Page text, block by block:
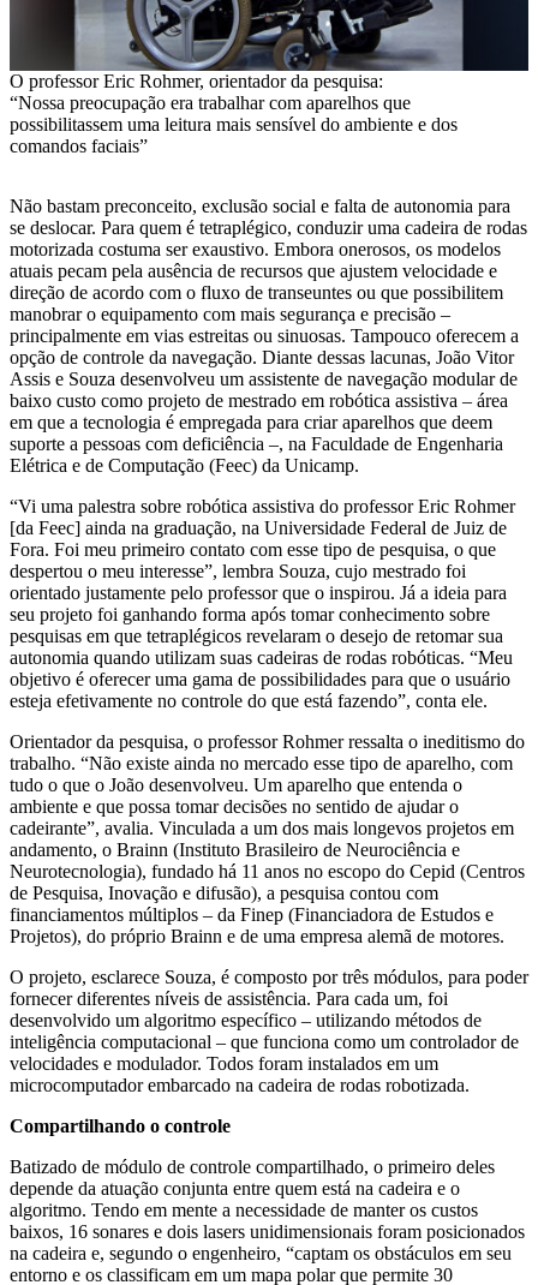
O professor Eric Rohmer, orientador da pesquisa:
“Nossa preocupação era trabalhar com aparelhos que
possibilitassem uma leitura mais sensível do ambiente e dos
comandos faciais”
Não bastam preconceito, exclusão social e falta de autonomia para
se deslocar. Para quem é tetraplégico, conduzir uma cadeira de rodas
motorizada costuma ser exaustivo. Embora onerosos, os modelos
atuais pecam pela ausência de recursos que ajustem velocidade e
direção de acordo com o fluxo de transeuntes ou que possibilitem
manobrar o equipamento com mais segurança e precisão –
principalmente em vias estreitas ou sinuosas. Tampouco oferecem a
opção de controle da navegação. Diante dessas lacunas, João Vitor
Assis e Souza desenvolveu um assistente de navegação modular de
baixo custo como projeto de mestrado em robótica assistiva – área
em que a tecnologia é empregada para criar aparelhos que deem
suporte a pessoas com deficiência –, na Faculdade de Engenharia
Elétrica e de Computação (Feec) da Unicamp.
“Vi uma palestra sobre robótica assistiva do professor Eric Rohmer
[da Feec] ainda na graduação, na Universidade Federal de Juiz de
Fora. Foi meu primeiro contato com esse tipo de pesquisa, o que
despertou o meu interesse”, lembra Souza, cujo mestrado foi
orientado justamente pelo professor que o inspirou. Já a ideia para
seu projeto foi ganhando forma após tomar conhecimento sobre
pesquisas em que tetraplégicos revelaram o desejo de retomar sua
autonomia quando utilizam suas cadeiras de rodas robóticas. “Meu
objetivo é oferecer uma gama de possibilidades para que o usuário
esteja efetivamente no controle do que está fazendo”, conta ele.
Orientador da pesquisa, o professor Rohmer ressalta o ineditismo do
trabalho. “Não existe ainda no mercado esse tipo de aparelho, com
tudo o que o João desenvolveu. Um aparelho que entenda o
ambiente e que possa tomar decisões no sentido de ajudar o
cadeirante”, avalia. Vinculada a um dos mais longevos projetos em
andamento, o Brainn (Instituto Brasileiro de Neurociência e
Neurotecnologia), fundado há 11 anos no escopo do Cepid (Centros
de Pesquisa, Inovação e difusão), a pesquisa contou com
financiamentos múltiplos – da Finep (Financiadora de Estudos e
Projetos), do próprio Brainn e de uma empresa alemã de motores.
O projeto, esclarece Souza, é composto por três módulos, para poder
fornecer diferentes níveis de assistência. Para cada um, foi
desenvolvido um algoritmo específico – utilizando métodos de
inteligência computacional – que funciona como um controlador de
velocidades e modulador. Todos foram instalados em um
microcomputador embarcado na cadeira de rodas robotizada.
Compartilhando o controle
Batizado de módulo de controle compartilhado, o primeiro deles
depende da atuação conjunta entre quem está na cadeira e o
algoritmo. Tendo em mente a necessidade de manter os custos
baixos, 16 sonares e dois lasers unidimensionais foram posicionados
na cadeira e, segundo o engenheiro, “captam os obstáculos em seu
entorno e os classificam em um mapa polar que permite 30